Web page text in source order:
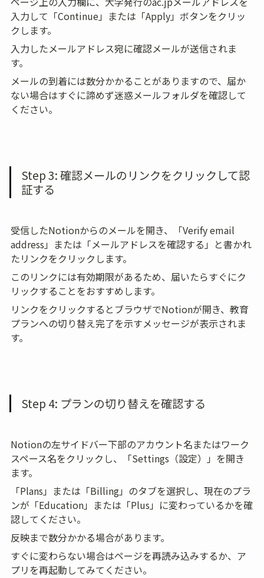
入力して「Continue」または「Apply」ボタンをクリッ
クします。
入力したメールアドレス宛に確認メールが送信されま
す。
メールの到着には数分かかることがありますので、届か
ない場合はすぐに諦めず迷惑メールフォルダを確認して
ください。
Step 3: 確認メールのリンクをクリックして認
証する
受信したNotionからのメールを開き、「Verify email
address」または「メールアドレスを確認する」と書かれ
たリンクをクリックします。
このリンクには有効期限があるため、届いたらすぐにク
リックすることをおすすめします。
リンクをクリックするとブラウザでNotionが開き、教育
プランへの切り替え完了を示すメッセージが表示されま
す。
Step 4: プランの切り替えを確認する
Notionの左サイドバー下部のアカウント名またはワーク
スペース名をクリックし、「Settings（設定）」を開き
ます。
「Plans」または「Billing」のタブを選択し、現在のプラ
ンが「Education」または「Plus」に変わっているかを確
認してください。
反映まで数分かかる場合があります。
すぐに変わらない場合はページを再読み込みするか、ア
プリを再起動してみてください。